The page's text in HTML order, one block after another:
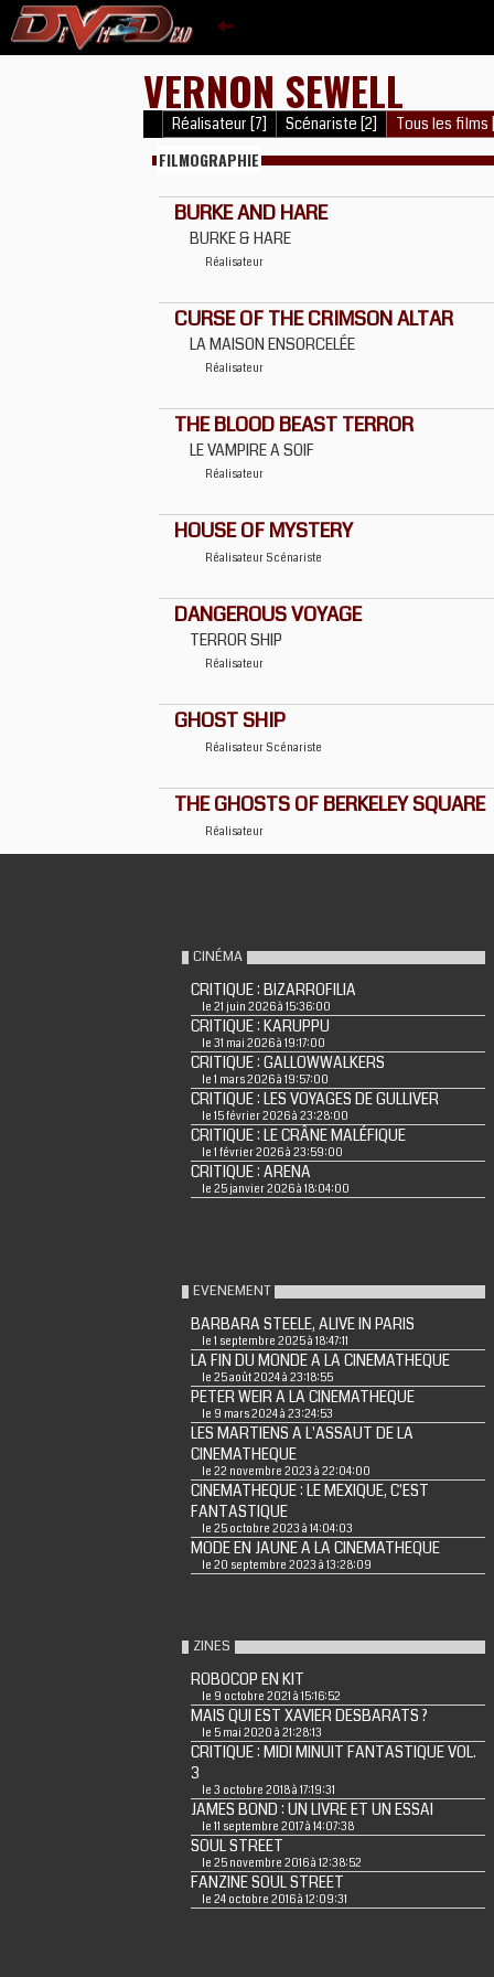
VERNON SEWELL
Réalisateur [7] Scénariste [2] Tous les films
FILMOGRAPHIE
BURKE AND HARE
BURKE & HARE
Réalisateur
CURSE OF THE CRIMSON ALTAR
LA MAISON ENSORCELÉE
Réalisateur
THE BLOOD BEAST TERROR
LE VAMPIRE A SOIF
Réalisateur
HOUSE OF MYSTERY
Réalisateur Scénariste
DANGEROUS VOYAGE
TERROR SHIP
Réalisateur
GHOST SHIP
Réalisateur Scénariste
THE GHOSTS OF BERKELEY SQUARE
Réalisateur
CINÉMA
CRITIQUE : BIZARROFILIA
le 21 juin 2026 à 15:36:00
CRITIQUE : KARUPPU
le 31 mai 2026 à 19:17:00
CRITIQUE : GALLOWWALKERS
le 1 mars 2026 à 19:57:00
CRITIQUE : LES VOYAGES DE GULLIVER
le 15 février 2026 à 23:28:00
CRITIQUE : LE CRÂNE MALÉFIQUE
le 1 février 2026 à 23:59:00
CRITIQUE : ARENA
le 25 janvier 2026 à 18:04:00
EVENEMENT
BARBARA STEELE, ALIVE IN PARIS
le 1 septembre 2025 à 18:47:11
LA FIN DU MONDE A LA CINEMATHEQUE
le 25 août 2024 à 23:18:55
PETER WEIR A LA CINEMATHEQUE
le 9 mars 2024 à 23:24:53
LES MARTIENS A L'ASSAUT DE LA
CINEMATHEQUE
le 22 novembre 2023 à 22:04:00
CINEMATHEQUE : LE MEXIQUE, C'EST
FANTASTIQUE
le 25 octobre 2023 à 14:04:03
MODE EN JAUNE A LA CINEMATHEQUE
le 20 septembre 2023 à 13:28:09
ZINES
ROBOCOP EN KIT
le 9 octobre 2021 à 15:16:52
MAIS QUI EST XAVIER DESBARATS ?
le 5 mai 2020 à 21:28:13
CRITIQUE : MIDI MINUIT FANTASTIQUE VOL.
3
le 3 octobre 2018 à 17:19:31
JAMES BOND : UN LIVRE ET UN ESSAI
le 11 septembre 2017 à 14:07:38
SOUL STREET
le 25 novembre 2016 à 12:38:52
FANZINE SOUL STREET
le 24 octobre 2016 à 12:09:31